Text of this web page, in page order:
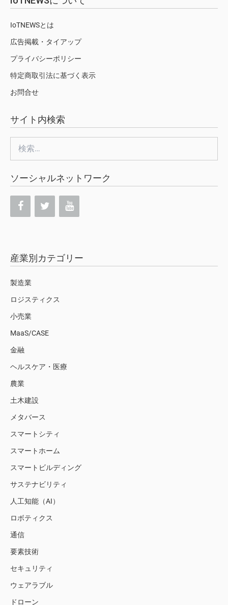
IoTNEWSとは
広告掲載・タイアップ
プライバシーポリシー
特定商取引法に基づく表示
お問合せ
サイト内検索
索:
ソーシャルネットワーク
産業別カテゴリー
製造業
ロジスティクス
小売業
MaaS/CASE
金融
ヘルスケア・医療
農業
土木建設
メタバース
スマートシティ
スマートホーム
スマートビルディング
サステナビリティ
人工知能（AI）
ロボティクス
通信
要素技術
セキュリティ
ウェアラブル
ドローン